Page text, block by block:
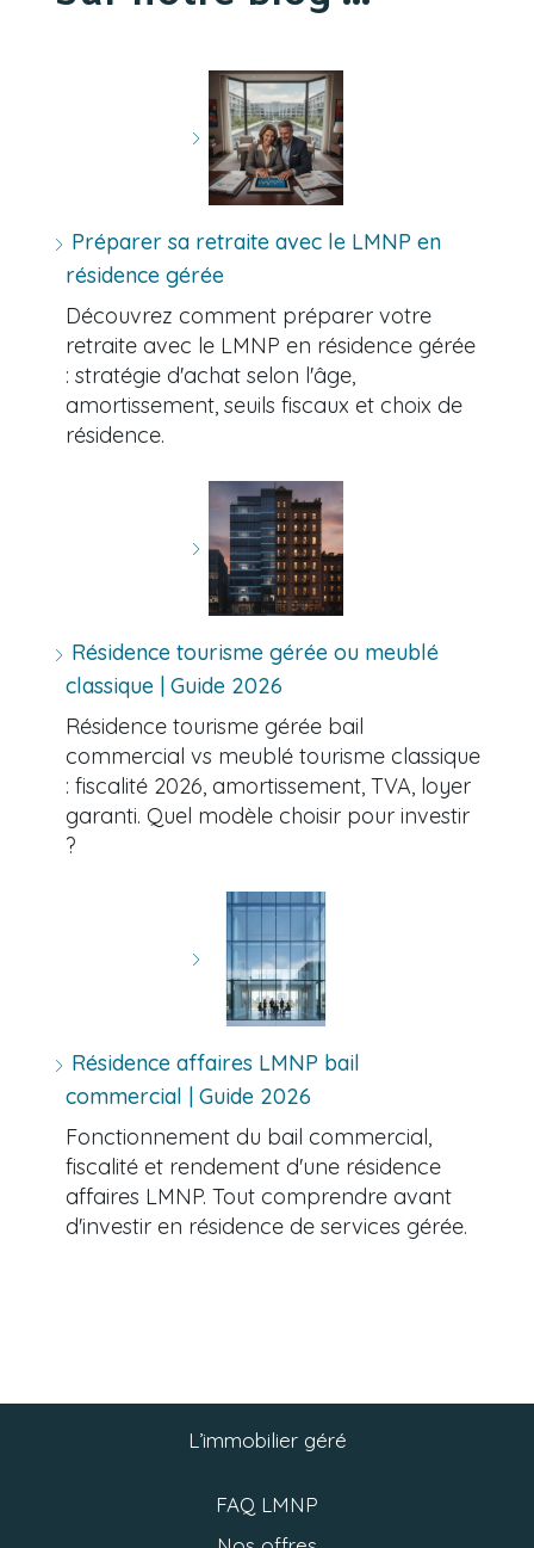
Préparer sa retraite avec le LMNP en
résidence gérée
Découvrez comment préparer votre
retraite avec le LMNP en résidence gérée
: stratégie d'achat selon l'âge,
amortissement, seuils fiscaux et choix de
résidence.
Résidence tourisme gérée ou meublé
classique | Guide 2026
Résidence tourisme gérée bail
commercial vs meublé tourisme classique
: fiscalité 2026, amortissement, TVA, loyer
garanti. Quel modèle choisir pour investir
?
Résidence affaires LMNP bail
commercial | Guide 2026
Fonctionnement du bail commercial,
fiscalité et rendement d'une résidence
affaires LMNP. Tout comprendre avant
d'investir en résidence de services gérée.
L’immobilier géré
FAQ LMNP